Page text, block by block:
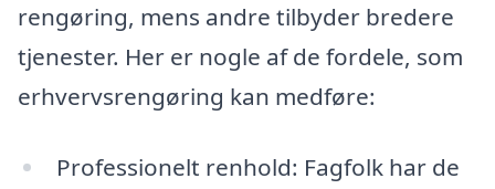
rengøring, mens andre tilbyder bredere
tjenester. Her er nogle af de fordele, som
erhvervsrengøring kan medføre:
Professionelt renhold: Fagfolk har de